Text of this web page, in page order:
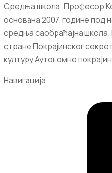
Средња школа „Професор
основана 2007. године под
средња саобраћајна
стране Покрајинског
културу Аутономне
Навигација